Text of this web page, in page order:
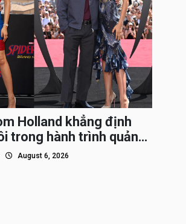
Holland khẳng định
trong hành trình quảng
August 6, 2026